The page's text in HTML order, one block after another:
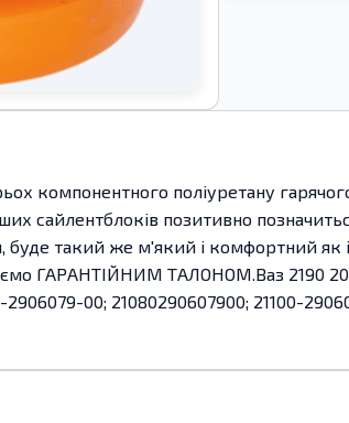
компонентного поліуретану
сайлентблоків позитивно
такий же м'який і комфортний як
ГАРАНТІЙНИМ ТАЛОНОМ.Ваз 2190
00; 21080290607900; 21100-